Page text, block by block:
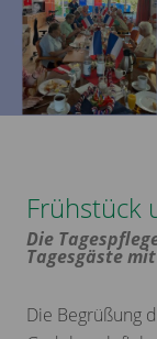
Frühstück
Die
Tagesgäste
Die Begrüßung